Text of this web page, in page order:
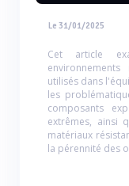
Le 31/01/2025
Cet article
utilisés dans
les
composants
extrêmes, ainsi
matériaux
la pérennité des